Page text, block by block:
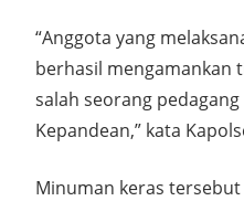
“Anggota yang
berhasil mengamankan
salah seorang
Kepandean,” kata
Minuman keras